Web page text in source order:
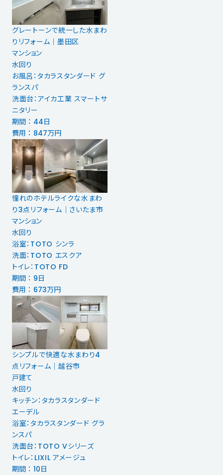
グレートーンで統一した水まわ
りリフォーム｜墨田区
マンション
水回り
お風呂：タカラスタンダード グ
ランスパ
洗面台：アイカ工業 スマートサ
ニタリー
期間 ： 44日
費用 ： 847万円
憧れのホテルライクな水まわ
り3点リフォーム｜さいたま市
マンション
水回り
浴室：TOTO シンラ
洗面：TOTO エスクア
トイレ：TOTO FD
期間 ： 9日
費用 ： 673万円
シンプルで快適な水まわり4
点リフォーム｜越谷市
戸建て
水回り
キッチン：タカラスタンダード
エーデル
浴室：タカラスタンダード グラ
ンスパ
洗面台：TOTO Vシリーズ
トイレ：LIXIL アメージュ
期間 ： 10日